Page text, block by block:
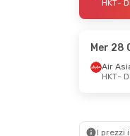
Diretto
HKT-
Mer 28
Air
HKT-
I prezzi